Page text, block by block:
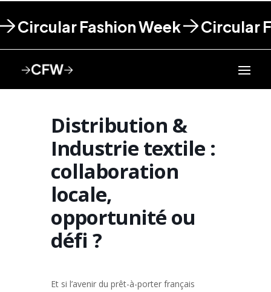
Circular Fashion Week Circular
Distribution &
Industrie textile :
collaboration
locale,
opportunité ou
défi ?
Et si l’avenir du prêt-à-porter français